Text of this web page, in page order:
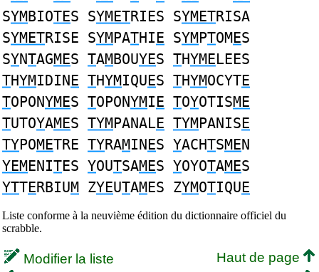
SYMBIOTES SYMETRIES SYMETRISA
SYMETRISE SYMPATHIE SYMPTOMES
SYNTAGMES TAMBOUYES THYMELEES
THYMIDINE THYMIQUES THYMOCYTE
TOPONYMES TOPONYMIE TOYOTISME
TUTOYAMES TYMPANALE TYMPANISE
TYPOMETRE TYRAMINES YACHTSMEN
YEMENITES YOUTSAMES YOYOTAMES
YTTERBIUM ZYEUTAMES ZYMOTIQUE
Liste conforme à la neuvième édition du dictionnaire officiel du
scrabble.
Modifier la liste
Haut de page